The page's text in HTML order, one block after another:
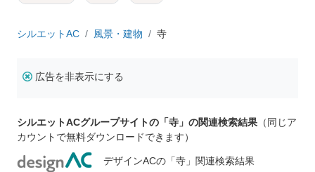
シルエットAC 風景・建物 寺
広告を非表示にする
シルエットACグループサイトの「寺」の関連検索結果 （同じア
カウントで無料ダウンロードできます）
デザインACの「寺」関連検索結果